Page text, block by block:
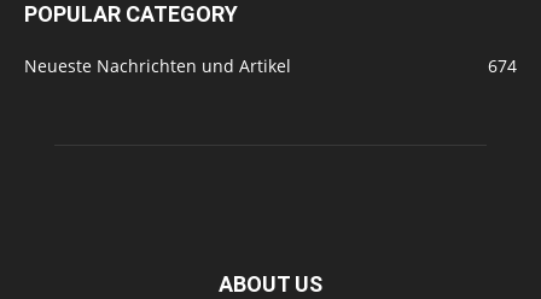
POPULAR CATEGORY
Neueste Nachrichten und Artikel 674
ABOUT US